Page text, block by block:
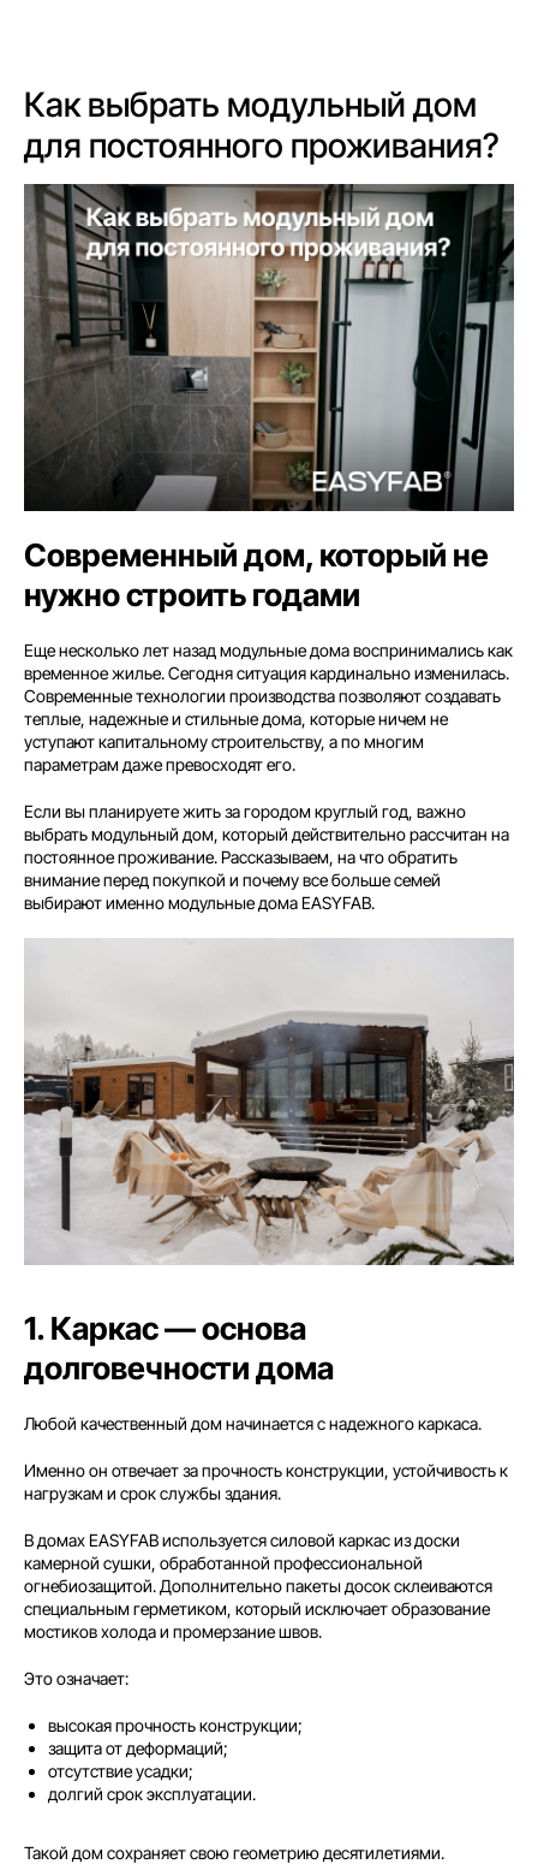
Как выбрать модульный дом
для постоянного проживания?
Современный дом, который не
нужно строить годами
Еще несколько лет назад модульные дома воспринимались как
временное жилье. Сегодня ситуация кардинально изменилась.
Современные технологии производства позволяют создавать
теплые, надежные и стильные дома, которые ничем не
уступают капитальному строительству, а по многим
параметрам даже превосходят его.
Если вы планируете жить за городом круглый год, важно
выбрать модульный дом, который действительно рассчитан на
постоянное проживание. Рассказываем, на что обратить
внимание перед покупкой и почему все больше семей
выбирают именно модульные дома EASYFAB.
1. Каркас — основа
долговечности дома
Любой качественный дом начинается с надежного каркаса.
Именно он отвечает за прочность конструкции, устойчивость к
нагрузкам и срок службы здания.
В домах EASYFAB используется силовой каркас из доски
камерной сушки, обработанной профессиональной
огнебиозащитой. Дополнительно пакеты досок склеиваются
специальным герметиком, который исключает образование
мостиков холода и промерзание швов.
Это означает:
высокая прочность конструкции;
защита от деформаций;
отсутствие усадки;
долгий срок эксплуатации.
Такой дом сохраняет свою геометрию десятилетиями.